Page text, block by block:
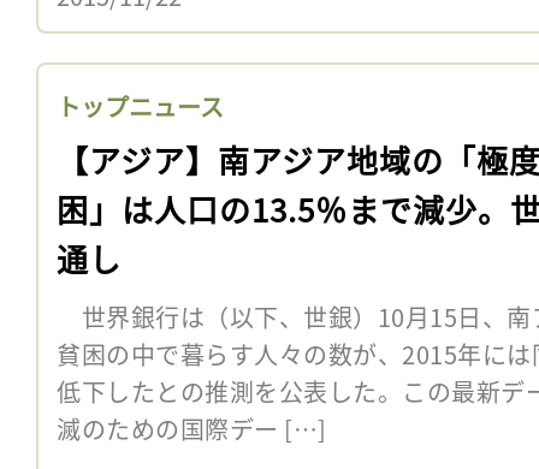
トップニュース
【アジア】南アジア地域の「極
困」は人口の13.5％まで減少。
通し
世界銀行は（以下、世銀）10月15日、
貧困の中で暮らす人々の数が、2015年に
低下したとの推測を公表した。この最新デ
滅のための国際デー […]